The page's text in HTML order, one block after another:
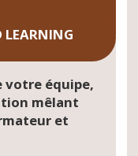
LEARNING
votre équipe,
mêlant
et